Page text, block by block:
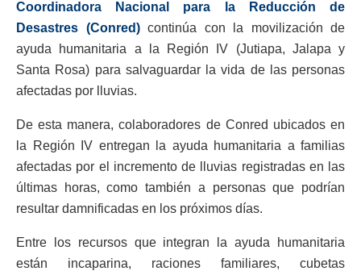
Coordinadora Nacional para la Reducción de
Desastres (Conred)continúa con la movilización de
ayuda humanitaria a la Región IV (Jutiapa, Jalapa y
Santa Rosa) para salvaguardar la vida de las personas
afectadas por lluvias.
De esta manera, colaboradores de Conred ubicados en
la Región IV entregan la ayuda humanitaria a familias
afectadas por el incremento de lluvias registradas en las
últimas horas, como también a personas que podrían
resultar damnificadas en los próximos días.
Entre los recursos que integran la ayuda humanitaria
están incaparina, raciones familiares, cubetas